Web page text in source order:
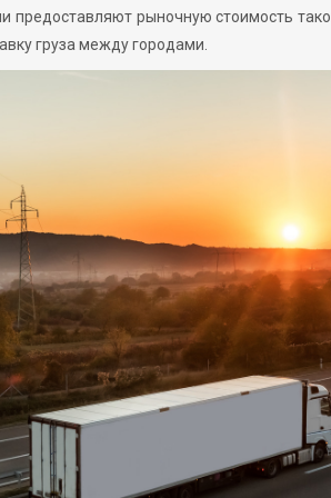
предоставляют рыночную стоимость
груза между городами.